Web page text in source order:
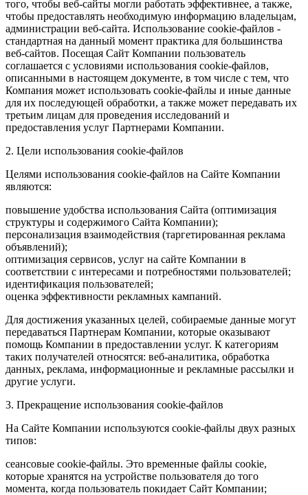
того, чтобы веб-сайты могли работать эффективнее, а также,
чтобы предоставлять необходимую информацию владельцам,
администрации веб-сайта. Использование cookie-файлов -
стандартная на данный момент практика для большинства
веб-сайтов. Посещая Сайт Компании пользователь
соглашается с условиями использования cookie-файлов,
описанными в настоящем документе, в том числе с тем, что
Компания может использовать cookie-файлы и иные данные
для их последующей обработки, а также может передавать их
третьим лицам для проведения исследований и
предоставления услуг Партнерами Компании.
2. Цели использования cookie-файлов
Целями использования cookie-файлов на Сайте Компании
являются:
повышение удобства использования Сайта (оптимизация
структуры и содержимого Сайта Компании);
персонализация взаимодействия (таргетированная реклама
объявлений);
оптимизация сервисов, услуг на сайте Компании в
соответствии с интересами и потребностями пользователей;
идентификация пользователей;
оценка эффективности рекламных кампаний.
Для достижения указанных целей, собираемые данные могут
передаваться Партнерам Компании, которые оказывают
помощь Компании в предоставлении услуг. К категориям
таких получателей относятся: веб-аналитика, обработка
данных, реклама, информационные и рекламные рассылки и
другие услуги.
3. Прекращение использования cookie-файлов
На Сайте Компании используются cookie-файлы двух разных
типов:
сеансовые cookie-файлы. Это временные файлы cookie,
которые хранятся на устройстве пользователя до того
момента, когда пользователь покидает Сайт Компании;